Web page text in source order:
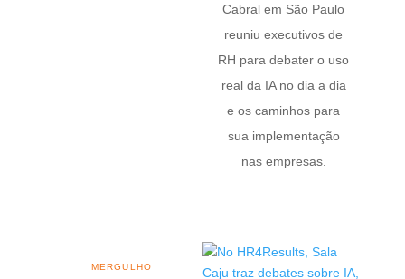
Cabral em São Paulo
reuniu executivos de
RH para debater o uso
real da IA no dia a dia
e os caminhos para
sua implementação
nas empresas.
MERGULHO